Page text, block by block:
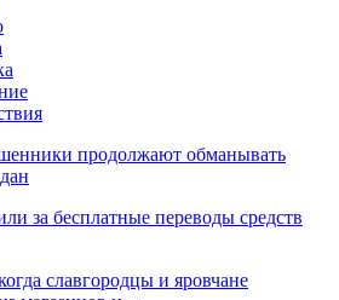
продолжают обманывать
за бесплатные переводы средств
славгородцы и яровчане